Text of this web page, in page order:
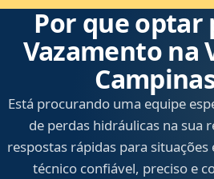
Por que optar
Vazamento na
Está procurando uma equipe
de perdas hidráulicas na sua
respostas rápidas para
técnico confiável, preciso e